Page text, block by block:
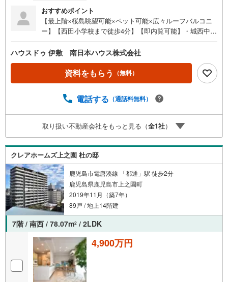
おすすめポイント
【最上階×桜島眺望可能×ペット可能×広々ルーフバルコニ
ー】【西田小学校まで徒歩4分】【即内覧可能】・城西中学
●イチ押しポイント●・広々ルーフバルコニーから望む桜
島。アミュランも眺望可能・ペット可能（使用細則によ
る）・各居室6帖以上と広々空間・最上階・周辺に公園、ス
ーパー、教育施設等あり住環境良好●周辺環境●・西田小学
00m）・セブンイレブン鹿児島原良店まで徒歩4分（約310
西店まで徒歩6分（約450m）・TUTAYA城西店まで徒歩6分
（約460m）・鶴丸高校まで徒歩7分（約520m）・城西公園
m）・城西郵便局まで徒歩10分（約770m） 住宅ローンの
ご相談も承ります！お気軽にご相談ください
ハウスドゥ 伊敷 南日本ハウス株式会社
資料をもらう （無料）
電話する （通話料無料）
取り扱い不動産会社をもっと見る（全1社）
クレアホームズ上之園 杜の邸
鹿児島市電唐湊線 「都通」駅 徒歩2分
鹿児島県鹿児島市上之園町
2019年11月（築7年）
89戸 / 地上14階建
7階 / 南西 / 78.07m2 / 2LDK
4,900万円